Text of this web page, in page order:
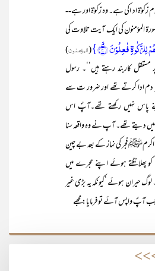
اد اکی ہے۔ وہ زکوٰۃ اور ہے--
المؤمنون کی ایک آیت تلاوت کی
فٰعِلُوۡنَ ۙ﴿۴﴾} (المؤمنون)
مستقل کاربند رہتے ہیں‘‘۔ رسول
دم ادا کرتے تھے اور ضرور ت سے
پاس نہیں رکھتے تھے۔آپؐ اس
دیتے تھے۔ آپ نے وہ واقعہ سنا
اکرمﷺ فجر کی نماز کے بعد بے چین
پھلانگتے ہوئے اپنے حجرے میں
حیران ہوئے ‘کیونکہ یہ بڑی غیر
آپؐ واپس آئے تو فرمایا: مجھے